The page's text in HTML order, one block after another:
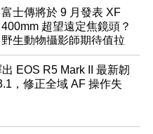
富士傳將於 9 月發表 XF
400mm 超望遠定焦鏡頭？
野生動物攝影師期待值拉
滿
EOS R5 Mark II 最新韌
，修正全域 AF 操作失